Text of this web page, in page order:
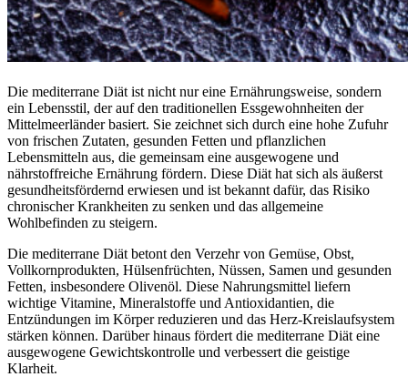
Die mediterrane Diät ist nicht nur eine Ernährungsweise, sondern
ein Lebensstil, der auf den traditionellen Essgewohnheiten der
Mittelmeerländer basiert. Sie zeichnet sich durch eine hohe Zufuhr
von frischen Zutaten, gesunden Fetten und pflanzlichen
Lebensmitteln aus, die gemeinsam eine ausgewogene und
nährstoffreiche Ernährung fördern. Diese Diät hat sich als äußerst
gesundheitsfördernd erwiesen und ist bekannt dafür, das Risiko
chronischer Krankheiten zu senken und das allgemeine
Wohlbefinden zu steigern.
Die mediterrane Diät betont den Verzehr von Gemüse, Obst,
Vollkornprodukten, Hülsenfrüchten, Nüssen, Samen und gesunden
Fetten, insbesondere Olivenöl. Diese Nahrungsmittel liefern
wichtige Vitamine, Mineralstoffe und Antioxidantien, die
Entzündungen im Körper reduzieren und das Herz-Kreislaufsystem
stärken können. Darüber hinaus fördert die mediterrane Diät eine
ausgewogene Gewichtskontrolle und verbessert die geistige
Klarheit.